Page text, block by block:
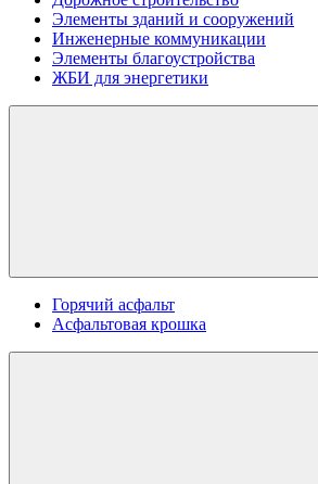
Элементы зданий и сооружений
Инженерные коммуникации
Элементы благоустройства
ЖБИ для энергетики
Горячий асфальт
Асфальтовая крошка